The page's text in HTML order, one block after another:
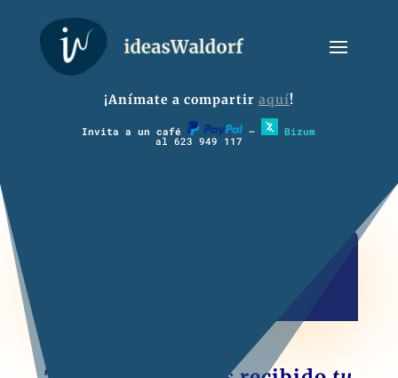
¡Anímate a compartir aquí!
Invita a un café – Bizum
al 623 949 117